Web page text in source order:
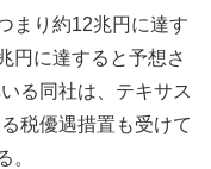
まり約12兆円に達す
円に達すると予想さ
る同社は、テキサス
税優遇措置も受けて
。